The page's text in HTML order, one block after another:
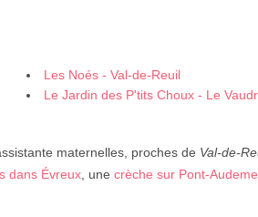
Les Noés - Val-de-Reuil
Le Jardin des P'tits Choux - Le
maternelles, proches de Val-de-
dans Évreux, une crèche sur Pont-